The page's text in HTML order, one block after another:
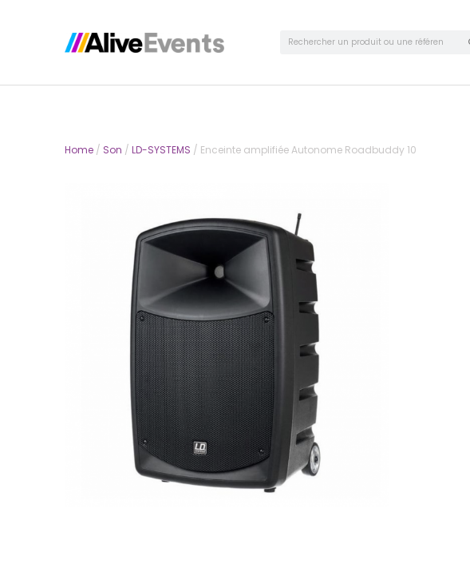
Home / Son / LD-SYSTEMS / Enceinte amplifiée Autonome Roadbuddy 10